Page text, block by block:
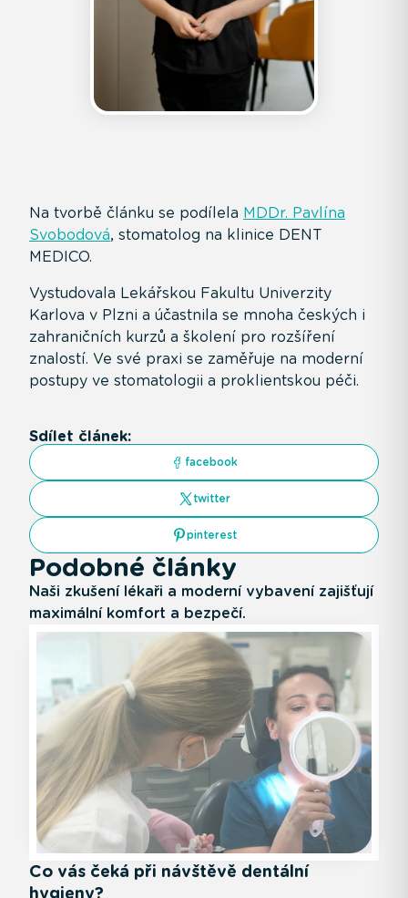
Na tvorbě článku se podílela MDDr. Pavlína
Svobodová, stomatolog na klinice DENT
MEDICO.
Vystudovala Lekářskou Fakultu Univerzity
Karlova v Plzni a účastnila se mnoha českých i
zahraničních kurzů a školení pro rozšíření
znalostí. Ve své praxi se zaměřuje na moderní
postupy ve stomatologii a proklientskou péči.
Sdílet článek:
facebook
twitter
pinterest
Podobné články
Naši zkušení lékaři a moderní vybavení zajišťují
maximální komfort a bezpečí.
Co vás čeká při návštěvě dentální
hygieny?